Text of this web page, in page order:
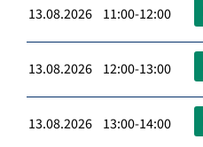
13.08.2026 11:00-12:00
13.08.2026 12:00-13:00
13.08.2026 13:00-14:00